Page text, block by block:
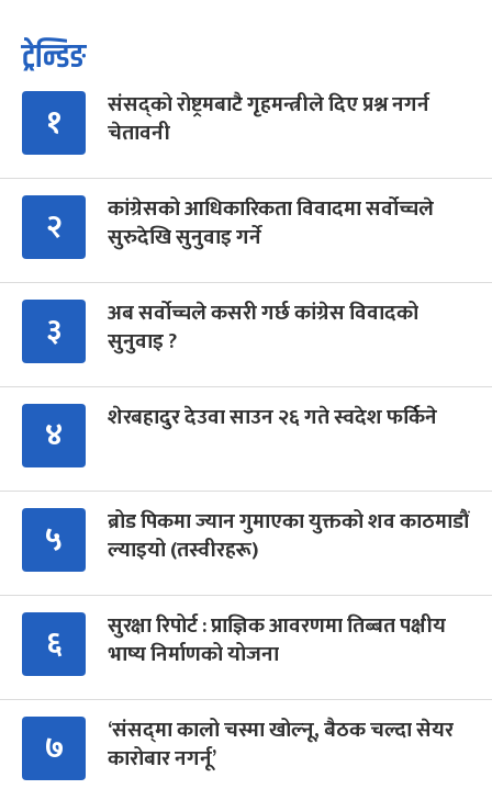
ट्रेन्डिङ
१
संसद्को रोष्ट्रमबाटै गृहमन्त्रीले दिए प्रश्न नगर्न
चेतावनी
२
कांग्रेसको आधिकारिकता विवादमा सर्वोच्चले
सुरुदेखि सुनुवाइ गर्ने
३
अब सर्वोच्चले कसरी गर्छ कांग्रेस विवादको
सुनुवाइ ?
४ शेरबहादुर देउवा साउन २६ गते स्वदेश फर्किने
५
ब्रोड पिकमा ज्यान गुमाएका युक्तको शव काठमाडौं
ल्याइयो (तस्वीरहरू)
६
सुरक्षा रिपोर्ट : प्राज्ञिक आवरणमा तिब्बत पक्षीय
भाष्य निर्माणको योजना
७
‘संसद्‍मा कालो चस्मा खोल्नू, बैठक चल्दा सेयर
कारोबार नगर्नू’